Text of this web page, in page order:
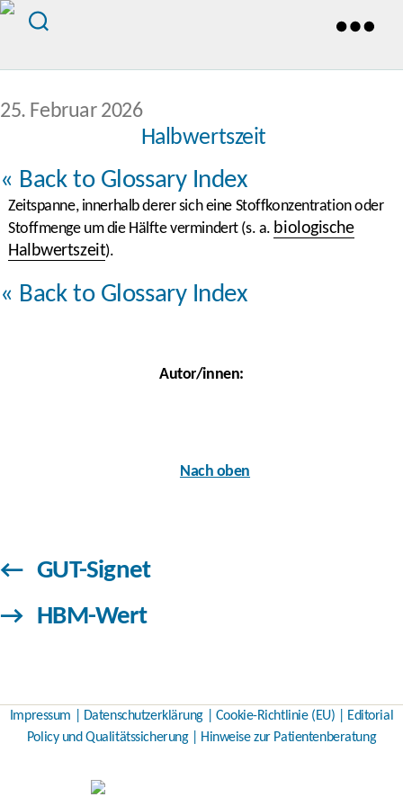
Veröffentlichungsdatum
25. Februar 2026
Halbwertszeit
« Back to Glossary Index
Zeitspanne, innerhalb derer sich eine Stoffkonzentration oder
Stoffmenge um die Hälfte vermindert (s. a. biologische
Halbwertszeit).
« Back to Glossary Index
Autor/innen:
Nach oben
← GUT-Signet
→ HBM-Wert
Impressum Datenschutzerklärung Cookie-Richtlinie (EU)
Editorial
Policy und Qualitätssicherung| Hinweise zur Patientenberatung